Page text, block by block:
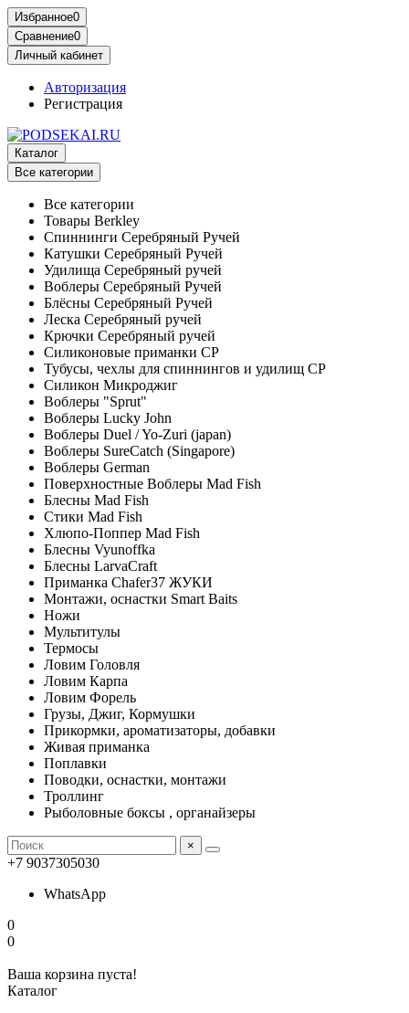
Избранное0
Сравнение0
Личный кабинет
Авторизация
Регистрация
Каталог
Все категории
Все категории
Товары Berkley
Спиннинги Серебряный Ручей
Катушки Серебряный Ручей
Удилища Серебряный ручей
Воблеры Серебряный Ручей
Блёсны Серебряный Ручей
Леска Серебряный ручей
Крючки Серебряный ручей
Силиконовые приманки СР
Тубусы, чехлы для спиннингов и удилищ СР
Силикон Микроджиг
Воблеры "Sprut"
Воблеры Lucky John
Воблеры Duel / Yo-Zuri (japan)
Воблеры SureCatch (Singapore)
Воблеры German
Поверхностные Воблеры Mad Fish
Блесны Mad Fish
Стики Mad Fish
Хлюпо-Поппер Mad Fish
Блесны Vyunoffka
Блесны LarvaCraft
Приманка Chafer37 ЖУКИ
Монтажи, оснастки Smart Baits
Ножи
Мультитулы
Термосы
Ловим Головля
Ловим Карпа
Ловим Форель
Грузы, Джиг, Кормушки
Прикормки, ароматизаторы, добавки
Живая приманка
Поплавки
Поводки, оснастки, монтажи
Троллинг
Рыболовные боксы , органайзеры
×
+7 9037305030
WhatsApp
0
0
Ваша корзина пуста!
Каталог